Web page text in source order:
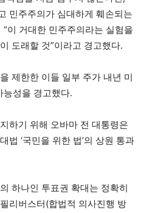
민주주의가 심대하게 훼손되는
이 거대한 민주주의라는 실험을
도래할 것”이라고 경고했다.
제한한 이들 일부 주가 내년 미
능성을 경고했다.
하기 위해 오바마 전 대통령은
법 ‘국민을 위한 법’의 상원 통과
하나인 투표권 확대는 정확히
리버스터(합법적 의사진행 방